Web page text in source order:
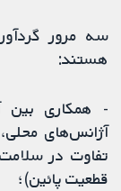
سه مرور
هستند:
- همکاری بین
آژانس‌های
تفاوت در
قطعیت پائین)؛